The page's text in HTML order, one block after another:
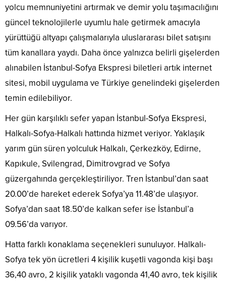
yolcu memnuniyetini artırmak ve demir yolu taşımacılığını
güncel teknolojilerle uyumlu hale getirmek amacıyla
yürüttüğü altyapı çalışmalarıyla uluslararası bilet satışını
tüm kanallara yaydı. Daha önce yalnızca belirli gişelerden
alınabilen İstanbul-Sofya Ekspresi biletleri artık internet
sitesi, mobil uygulama ve Türkiye genelindeki gişelerden
temin edilebiliyor.
Her gün karşılıklı sefer yapan İstanbul-Sofya Ekspresi,
Halkalı-Sofya-Halkalı hattında hizmet veriyor. Yaklaşık
yarım gün süren yolculuk Halkalı, Çerkezköy, Edirne,
Kapıkule, Svilengrad, Dimitrovgrad ve Sofya
güzergahında gerçekleştiriliyor. Tren İstanbul’dan saat
20.00’de hareket ederek Sofya’ya 11.48’de ulaşıyor.
Sofya’dan saat 18.50’de kalkan sefer ise İstanbul’a
09.56’da varıyor.
Hatta farklı konaklama seçenekleri sunuluyor. Halkalı-
Sofya tek yön ücretleri 4 kişilik kuşetli vagonda kişi başı
36,40 avro, 2 kişilik yataklı vagonda 41,40 avro, tek kişilik